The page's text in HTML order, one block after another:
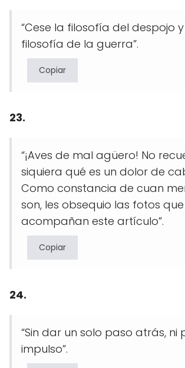
“Cese la filosofía del despojo
filosofía de la guerra”.
Copiar
23.
“¡Aves de mal agüero! No
siquiera qué es un dolor de
Como constancia de cuan
son, les obsequio las fotos que
acompañan este artículo”.
Copiar
24.
“Sin dar un solo paso atrás,
impulso”.